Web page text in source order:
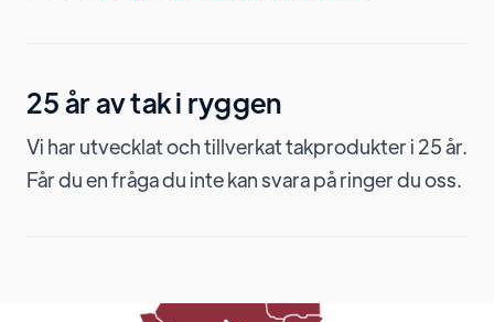
25 år av tak i ryggen
Vi har utvecklat och tillverkat takprodukter i 25 år.
Får du en fråga du inte kan svara på ringer du oss.